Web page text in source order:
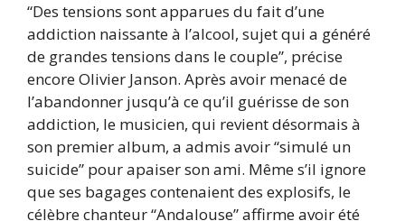
“Des tensions sont apparues du fait d’une
addiction naissante à l’alcool, sujet qui a généré
de grandes tensions dans le couple”, précise
encore Olivier Janson. Après avoir menacé de
l’abandonner jusqu’à ce qu’il guérisse de son
addiction, le musicien, qui revient désormais à
son premier album, a admis avoir “simulé un
suicide” pour apaiser son ami. Même s’il ignore
que ses bagages contenaient des explosifs, le
célèbre chanteur “Andalouse” affirme avoir été